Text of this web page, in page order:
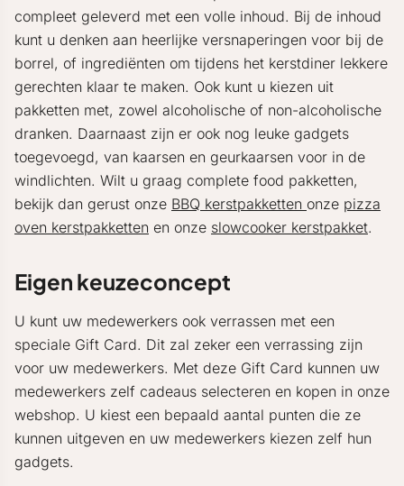
compleet geleverd met een volle inhoud. Bij de inhoud
kunt u denken aan heerlijke versnaperingen voor bij de
borrel, of ingrediënten om tijdens het kerstdiner lekkere
gerechten klaar te maken. Ook kunt u kiezen uit
pakketten met, zowel alcoholische of non-alcoholische
dranken. Daarnaast zijn er ook nog leuke gadgets
toegevoegd, van kaarsen en geurkaarsen voor in de
windlichten. Wilt u graag complete food pakketten,
bekijk dan gerust onze BBQ kerstpakketten onze pizza
oven kerstpakketten en onze slowcooker kerstpakket.
Eigen keuzeconcept
U kunt uw medewerkers ook verrassen met een
speciale Gift Card. Dit zal zeker een verrassing zijn
voor uw medewerkers. Met deze Gift Card kunnen uw
medewerkers zelf cadeaus selecteren en kopen in onze
webshop. U kiest een bepaald aantal punten die ze
kunnen uitgeven en uw medewerkers kiezen zelf hun
gadgets.